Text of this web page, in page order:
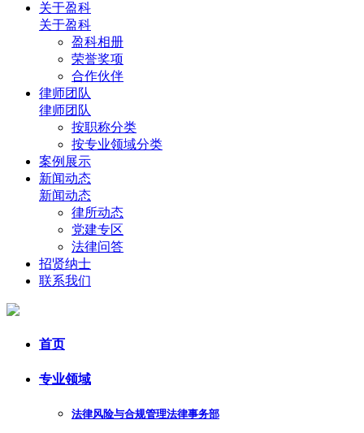
关于盈科
关于盈科
盈科相册
荣誉奖项
合作伙伴
律师团队
律师团队
按职称分类
按专业领域分类
案例展示
新闻动态
新闻动态
律所动态
党建专区
法律问答
招贤纳士
联系我们
首页
专业领域
法律风险与合规管理法律事务部